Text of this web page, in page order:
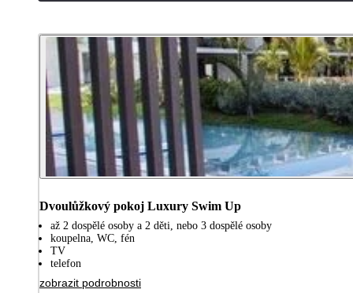
Dvoulůžkový pokoj Luxury Swim Up
až 2 dospělé osoby a 2 děti, nebo 3 dospělé osoby
koupelna, WC, fén
TV
telefon
zobrazit podrobnosti